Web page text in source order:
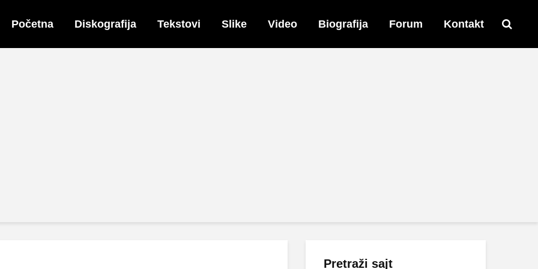
Početna Diskografija Tekstovi Slike Video Biografija Forum Kontakt
Pretraži sajt